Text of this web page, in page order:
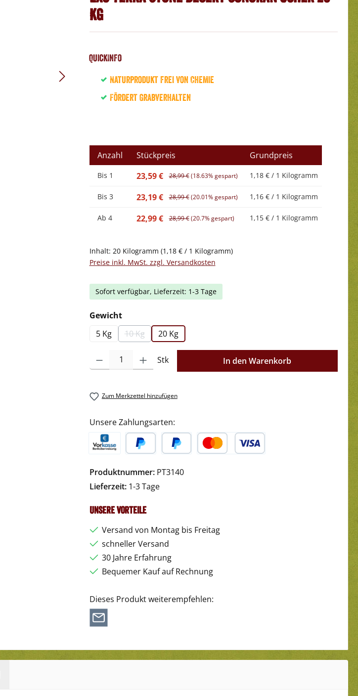
Kg
QuickInfo
Naturprodukt frei von Chemie
Fördert Grabverhalten
Anzahl Stückpreis Grundpreis
Bis 1 23,59 € 28,99 € (18.63% gespart) 1,18 € / 1 Kilogramm
Bis 3 23,19 € 28,99 € (20.01% gespart) 1,16 € / 1 Kilogramm
Ab 4 22,99 € 28,99 € (20.7% gespart) 1,15 € / 1 Kilogramm
Inhalt: 20 Kilogramm (1,18 € / 1 Kilogramm)
Preise inkl. MwSt. zzgl. Versandkosten
Sofort verfügbar, Lieferzeit: 1-3 Tage
Gewichtauswählen
5 Kg
10 Kg(Diese Option ist zurzeit nicht verfügbar.)
20 Kg
Produkt Anzahl: Gib den gewünschten Wert ein oder benutze die
Stk In den Warenkorb
Zum Merkzettel hinzufügen
Unsere Zahlungsarten:
Produktnummer: PT3140
Lieferzeit: 1-3 Tage
Unsere Vorteile
Versand von Montag bis Freitag
schneller Versand
30 Jahre Erfahrung
Bequemer Kauf auf Rechnung
Dieses Produkt weiterempfehlen: